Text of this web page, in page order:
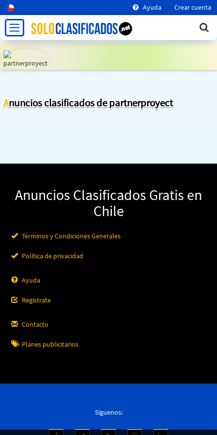
Ayuda Crear cuenta
Anuncios clasificados de partnerproyect
Anuncios Clasificados Gratis en
Chile
Términos y Condiciones Generales
Política de privacidad
Ayuda
Regístrate
Contacto
Planes publicitarios
Síguenos: